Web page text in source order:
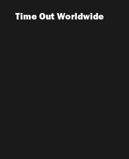
Time Out Worldwide